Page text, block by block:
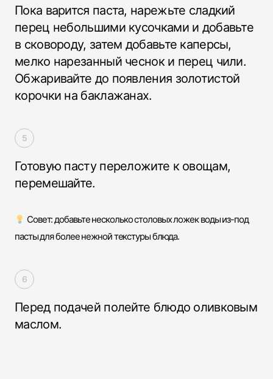
Пока варится паста, нарежьте сладкий
перец небольшими кусочками и добавьте
в сковороду, затем добавьте каперсы,
мелко нарезанный чеснок и перец чили.
Обжаривайте до появления золотистой
корочки на баклажанах.
Готовую пасту переложите к овощам,
перемешайте.
Совет: добавьте несколько столовых ложек воды из-под
пасты для более нежной текстуры блюда.
Перед подачей полейте блюдо оливковым
маслом.